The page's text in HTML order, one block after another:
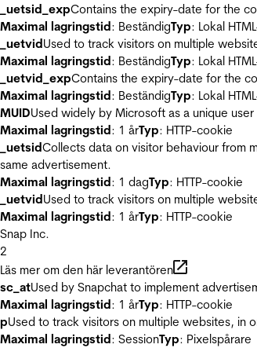
_uetsid_expContains the expiry-date for the
Maximal lagringstid: BeständigTyp: Lokal
_uetvidUsed to track visitors on multiple
Maximal lagringstid: BeständigTyp: Lokal
_uetvid_expContains the expiry-date for the
Maximal lagringstid: BeständigTyp: Lokal
MUIDUsed widely by Microsoft as a unique
Maximal lagringstid: 1 årTyp: HTTP-cookie
_uetsidCollects data on visitor behaviour from
same advertisement.
Maximal lagringstid: 1 dagTyp: HTTP-cookie
_uetvidUsed to track visitors on multiple
Maximal lagringstid: 1 årTyp: HTTP-cookie
Snap Inc.
2
Läs mer om den här leverantören
sc_atUsed by Snapchat to implement
Maximal lagringstid: 1 årTyp: HTTP-cookie
pUsed to track visitors on multiple websites, in
Maximal lagringstid: SessionTyp: Pixelspårare